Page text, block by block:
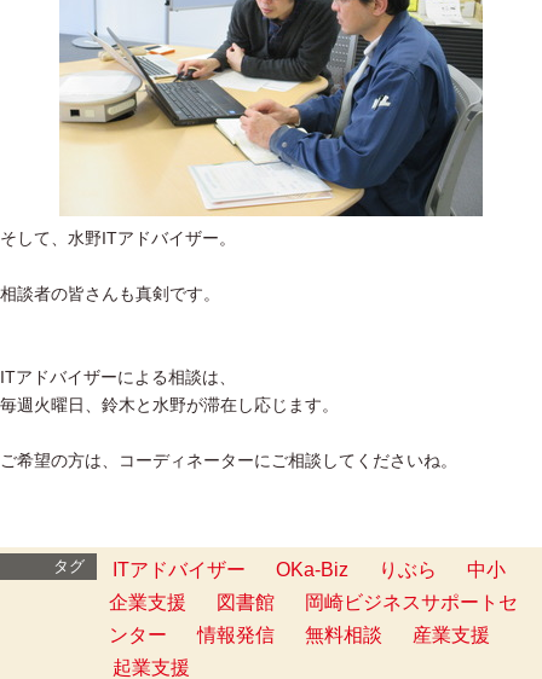
そして、水野ITアドバイザー。
相談者の皆さんも真剣です。
ITアドバイザーによる相談は、
毎週火曜日、鈴木と水野が滞在し応じます。
ご希望の方は、コーディネーターにご相談してくださいね。
タグ ITアドバイザー OKa-Biz りぶら
中小
企業支援
図書館
岡崎ビジネスサポートセ
ンター
情報発信 無料相談
産業支援
起業支援